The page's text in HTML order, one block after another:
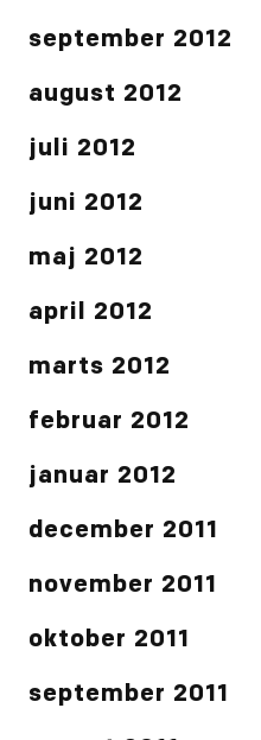
september 2012
august 2012
juli 2012
juni 2012
maj 2012
april 2012
marts 2012
februar 2012
januar 2012
december 2011
november 2011
oktober 2011
september 2011